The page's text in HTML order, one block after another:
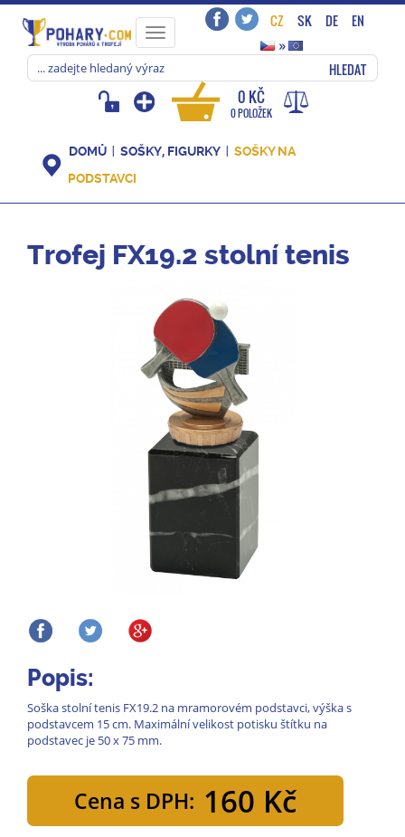
Toggle
navigation
CZ SK DE
EN
»
HLEDAT
0 KČ
0 POLOŽEK
DOMŮ SOŠKY, FIGURKY
SOŠKY NA
PODSTAVCI
Trofej FX19.2 stolní tenis
Popis:
Soška stolní tenis FX19.2 na mramorovém podstavci, výška s
podstavcem 15 cm. Maximální velikost potisku štítku na
podstavec je 50 x 75 mm.
Cena s DPH: 160 Kč